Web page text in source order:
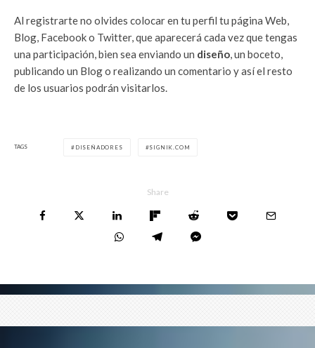
Al registrarte no olvides colocar en tu perfil tu página Web,
Blog, Facebook o Twitter, que aparecerá cada vez que tengas
una participación, bien sea enviando un diseño, un boceto,
publicando un Blog o realizando un comentario y así el resto
de los usuarios podrán visitarlos.
TAGS DISEÑADORES SIGNIK.COM
Share